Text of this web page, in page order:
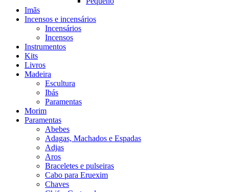
Imãs
Incensos e incensários
Incensários
Incensos
Instrumentos
Kits
Livros
Madeira
Escultura
Ibás
Paramentas
Morim
Paramentas
Abebes
Adagas, Machados e Espadas
Adjas
Aros
Braceletes e pulseiras
Cabo para Eruexim
Chaves